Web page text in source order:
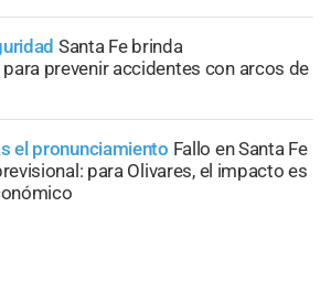
Santa Fe brinda
prevenir accidentes con arcos de
el pronunciamiento Fallo en Santa Fe
para Olivares, el impacto es